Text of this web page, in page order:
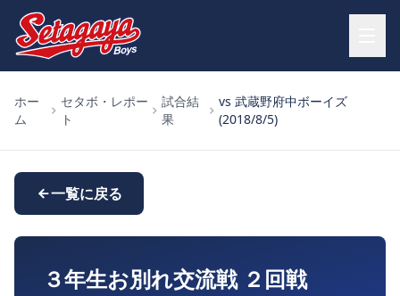
ホー
ム
セタボ・レポー
ト
試合結
果
vs 武蔵野府中ボーイズ
(2018/8/5)
一覧に戻る
３年生お別れ交流戦 ２回戦